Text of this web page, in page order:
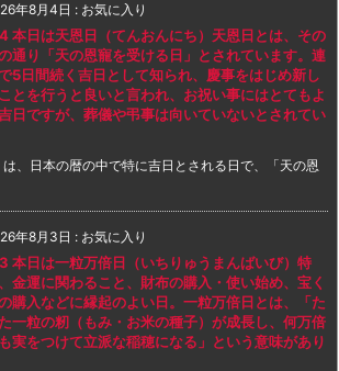
年8月4日 : お気に入り
本日は天恩日（てんおんにち）天恩日とは、その
通り「天の恩寵を受ける日」とされています。連
5日間続く吉日として知られ、慶事をはじめ新し
とを行うと良いと言われ、お祝い事にはとてもよ
日ですが、葬儀や弔事は向いていないとされてい
、日本の暦の中で特に吉日とされる日で、「天の恩
年8月3日 : お気に入り
本日は一粒万倍日（いちりゅうまんばいび）特
金運に関わること、財布の購入・使い始め、宝く
購入などに縁起のよい日。一粒万倍日とは、「た
一粒の籾（もみ・お米の種子）が成長し、何万倍
実をつけて立派な稲穂になる」という意味があり